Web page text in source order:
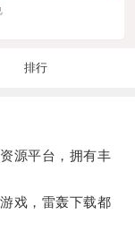
排行
源平台，拥有丰
戏，雷轰下载都